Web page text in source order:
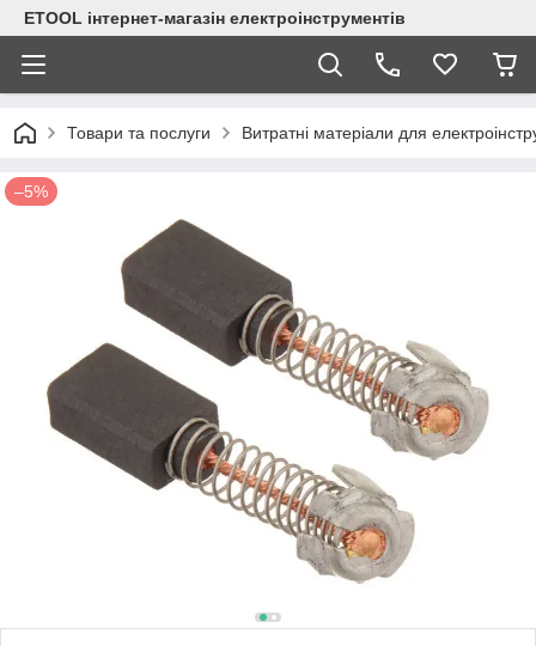
ETOOL інтернет-магазін електроінструментів
Товари та послуги Витратні матеріали для
–5%